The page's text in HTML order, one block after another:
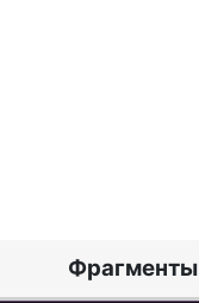
Фрагменты